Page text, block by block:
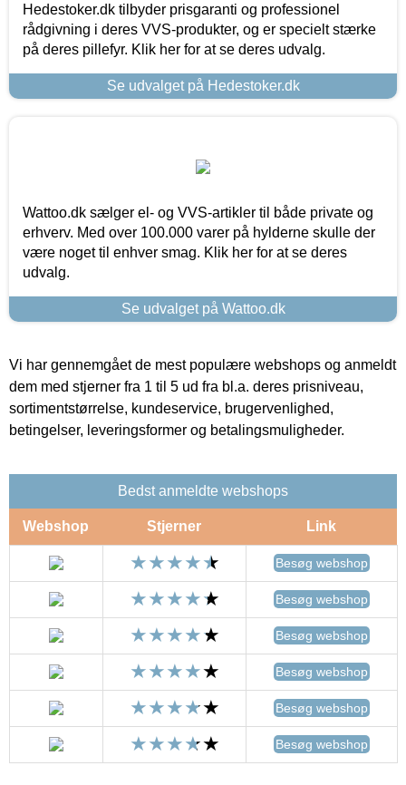
Hedestoker.dk tilbyder prisgaranti og professionel
rådgivning i deres VVS-produkter, og er specielt stærke
på deres pillefyr. Klik her for at se deres udvalg.
Se udvalget på Hedestoker.dk
Wattoo.dk sælger el- og VVS-artikler til både private og
erhverv. Med over 100.000 varer på hylderne skulle der
være noget til enhver smag. Klik her for at se deres
udvalg.
Se udvalget på Wattoo.dk
Vi har gennemgået de mest populære webshops og anmeldt
dem med stjerner fra 1 til 5 ud fra bl.a. deres prisniveau,
sortimentstørrelse, kundeservice, brugervenlighed,
betingelser, leveringsformer og betalingsmuligheder.
Bedst anmeldte webshops
Webshop Stjerner Link
Besøg webshop
Besøg webshop
Besøg webshop
Besøg webshop
Besøg webshop
Besøg webshop